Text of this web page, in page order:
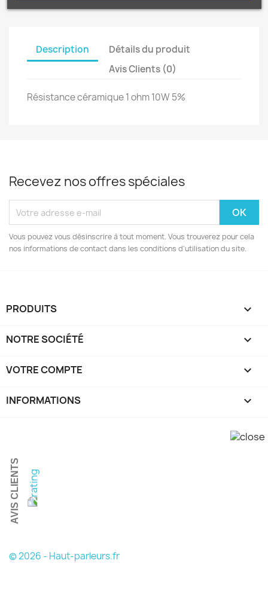
Description
Détails du produit
Avis Clients (0)
Résistance céramique 1 ohm 10W 5%
Recevez nos offres spéciales
Vous pouvez vous désinscrire à tout moment. Vous trouverez pour cela
nos informations de contact dans les conditions d'utilisation du site.
PRODUITS 
NOTRE SOCIÉTÉ 
VOTRE COMPTE 
INFORMATIONS keyboard_arrow_down
AVIS CLIENTS
© 2026 - Haut-parleurs.fr